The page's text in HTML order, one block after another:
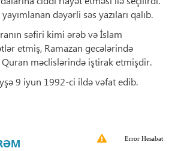
dəyərli səs yazıları qalıb.
səfiri kimi ərəb və İslam
etmiş, Ramazan gecələrində
məclislərində iştirak etmişdir.
9 iyun 1992-ci ildə vəfat edib.
Error Hesabat